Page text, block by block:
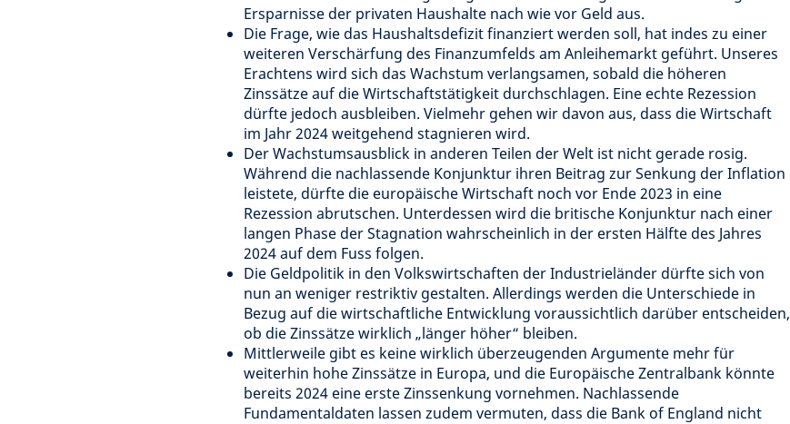
Ersparnisse der privaten Haushalte nach wie vor Geld aus.
Die Frage, wie das Haushaltsdefizit finanziert werden soll, hat indes zu einer
weiteren Verschärfung des Finanzumfelds am Anleihemarkt geführt. Unseres
Erachtens wird sich das Wachstum verlangsamen, sobald die höheren
Zinssätze auf die Wirtschaftstätigkeit durchschlagen. Eine echte Rezession
dürfte jedoch ausbleiben. Vielmehr gehen wir davon aus, dass die Wirtschaft
im Jahr 2024 weitgehend stagnieren wird.
Der Wachstumsausblick in anderen Teilen der Welt ist nicht gerade rosig.
Während die nachlassende Konjunktur ihren Beitrag zur Senkung der Inflation
leistete, dürfte die europäische Wirtschaft noch vor Ende 2023 in eine
Rezession abrutschen. Unterdessen wird die britische Konjunktur nach einer
langen Phase der Stagnation wahrscheinlich in der ersten Hälfte des Jahres
2024 auf dem Fuss folgen.
Die Geldpolitik in den Volkswirtschaften der Industrieländer dürfte sich von
nun an weniger restriktiv gestalten. Allerdings werden die Unterschiede in
Bezug auf die wirtschaftliche Entwicklung voraussichtlich darüber entscheiden,
ob die Zinssätze wirklich „länger höher“ bleiben.
Mittlerweile gibt es keine wirklich überzeugenden Argumente mehr für
weiterhin hohe Zinssätze in Europa, und die Europäische Zentralbank könnte
bereits 2024 eine erste Zinssenkung vornehmen. Nachlassende
Fundamentaldaten lassen zudem vermuten, dass die Bank of England nicht